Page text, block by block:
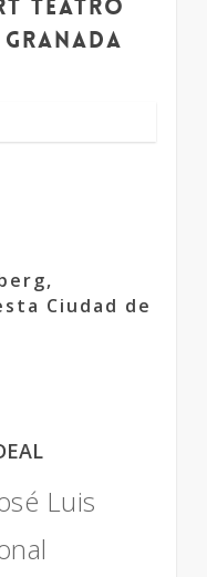
Teatro
Ciudad de
Luis